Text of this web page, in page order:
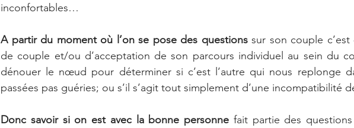
inconfortables…
A partir du moment où l’on se pose des questions sur son couple c’est
de couple et/ou d’acceptation de son parcours individuel au sein du
dénouer le nœud pour déterminer si c’est l’autre qui nous replonge
passées pas guéries; ou s’il s’agit tout simplement d’une incompatibilité
Donc savoir si on est avec la bonne personne fait partie des